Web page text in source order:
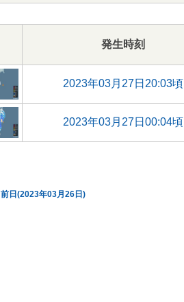
発生時刻
2023年03月27日20:03頃
2023年03月27日00:04頃
前日(2023年03月26日)